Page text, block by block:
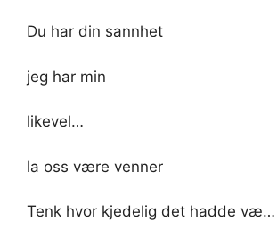
Du har din sannhet
jeg har min
likevel…
la oss være venner
Tenk hvor kjedelig det hadde væ…